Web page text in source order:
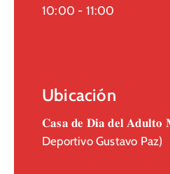
10:00 - 11:00
Ubicación
𝐂𝐚𝐬𝐚 𝐝𝐞 𝐃𝐢𝐚 𝐝𝐞𝐥
Deportivo Gustavo Paz)